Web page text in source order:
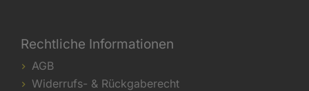
Rechtliche Informationen
AGB
Widerrufs- & Rückgaberecht